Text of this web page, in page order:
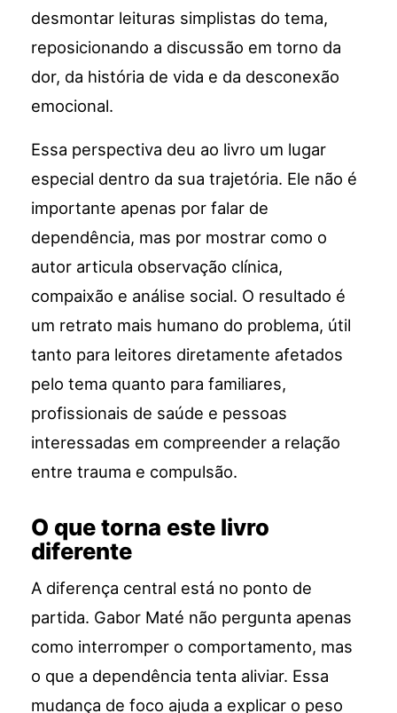
desmontar leituras simplistas do tema,
reposicionando a discussão em torno da
dor, da história de vida e da desconexão
emocional.
Essa perspectiva deu ao livro um lugar
especial dentro da sua trajetória. Ele não é
importante apenas por falar de
dependência, mas por mostrar como o
autor articula observação clínica,
compaixão e análise social. O resultado é
um retrato mais humano do problema, útil
tanto para leitores diretamente afetados
pelo tema quanto para familiares,
profissionais de saúde e pessoas
interessadas em compreender a relação
entre trauma e compulsão.
O que torna este livro
diferente
A diferença central está no ponto de
partida. Gabor Maté não pergunta apenas
como interromper o comportamento, mas
o que a dependência tenta aliviar. Essa
mudança de foco ajuda a explicar o peso